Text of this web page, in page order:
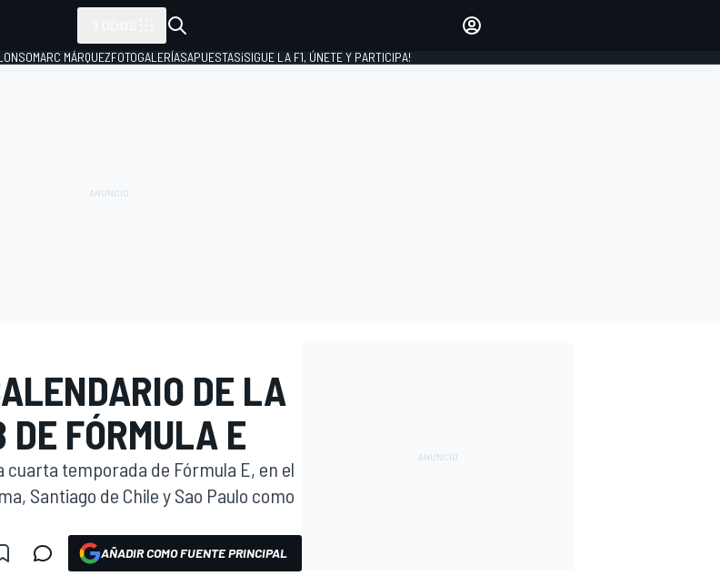
MARC MÁRQUEZFOTOGALERÍASAPUESTAS¡SIGUE LA F1, ÚNETE Y PARTICIPA!
DE LA
FÓRMULA E
cuarta temporada de Fórmula E, en el
Santiago de Chile y Sao Paulo como
AÑADIR COMO FUENTE PRINCIPAL